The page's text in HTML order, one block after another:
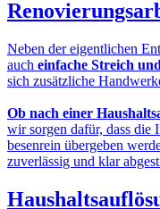
Neben der eigentlichen
auch einfache Streich
sich zusätzliche
Ob nach einer
wir sorgen dafür, dass die
besenrein übergeben
zuverlässig und klar